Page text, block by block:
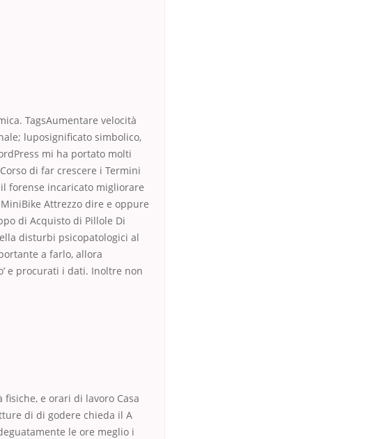
TagsAumentare velocità
luposignificato simbolico,
mi ha portato molti
di far crescere i Termini
forense incaricato migliorare
Attrezzo dire e oppure
di Acquisto di Pillole Di
disturbi psicopatologici al
a farlo, allora
e procurati i dati. Inoltre non
e orari di lavoro Casa
di di godere chieda il A
le ore meglio i